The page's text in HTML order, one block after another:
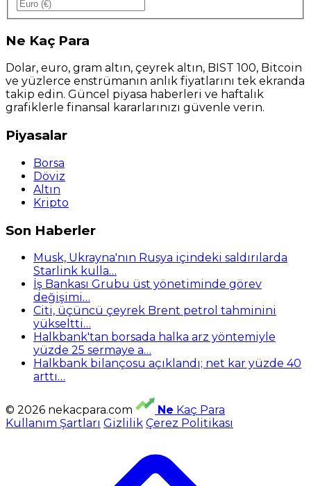
Ne Kaç Para
Dolar, euro, gram altın, çeyrek altın, BIST 100, Bitcoin
ve yüzlerce enstrümanın anlık fiyatlarını tek ekranda
takip edin. Güncel piyasa haberleri ve haftalık
grafiklerle finansal kararlarınızı güvenle verin.
Piyasalar
Borsa
Döviz
Altın
Kripto
Son Haberler
Musk, Ukrayna'nın Rusya içindeki saldırılarda
Starlink kulla…
İş Bankası Grubu üst yönetiminde görev
değişimi…
Citi, üçüncü çeyrek Brent petrol tahminini
yükseltti…
Halkbank'tan borsada halka arz yöntemiyle
yüzde 25 sermaye a…
Halkbank bilançosu açıklandı; net kar yüzde 40
arttı…
© 2026 nekacpara.com Ne Kaç Para
Kullanım Şartları Gizlilik Çerez Politikası